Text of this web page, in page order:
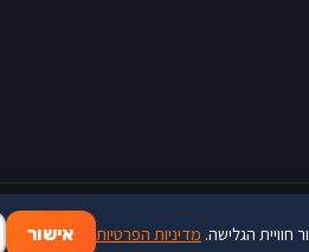
מדיניות הפרטיות אישור